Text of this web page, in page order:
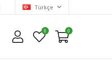
Türkçe
0 0